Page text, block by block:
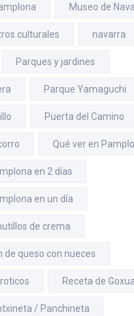
Museo de
culturales navarra
Parques y jardines
Parque Yamaguchi
Puerta del Camino
Qué ver en
en 2 días
en un día
de crema
de queso con nueces
Receta de Goxua
/ Panchineta